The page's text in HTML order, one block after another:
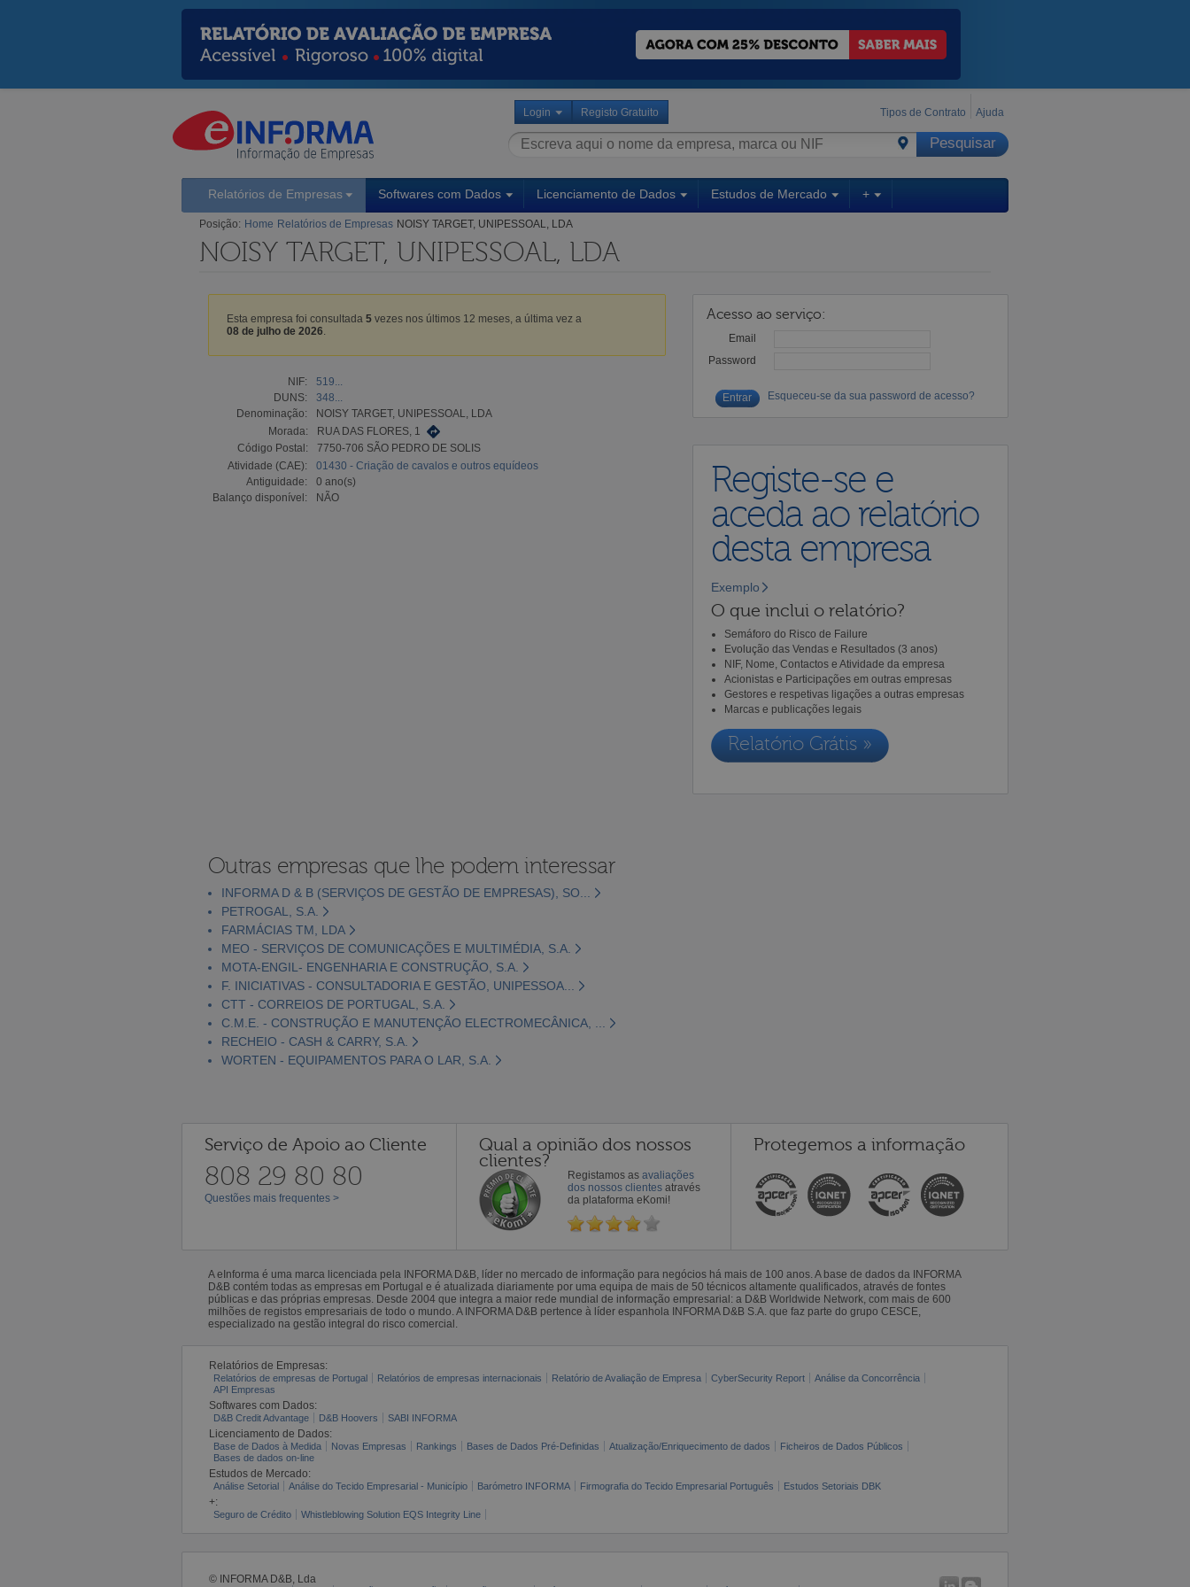
Login Registo Gratuito Tipos de Contrato Ajuda
Relatórios de Empresas Softwares com Dados Licenciamento de Dados Estudos de Mercado +
Posição: Home Relatórios de Empresas NOISY TARGET, UNIPESSOAL, LDA
NOISY TARGET, UNIPESSOAL, LDA
Esta empresa foi consultada 5 vezes nos últimos 12 meses, a última vez a
08 de julho de 2026
NIF:
519...
DUNS:
348...
Denominação:
NOISY TARGET, UNIPESSOAL, LDA
Morada:
RUA DAS FLORES, 1
Código Postal:
7750-706 SÃO PEDRO DE SOLIS
Atividade (CAE):
01430 - Criação de cavalos e outros equídeos
Antiguidade:
0 ano(s)
Balanço disponível:
NÃO
Acesso ao serviço:
Email
Password
Esqueceu-se da sua password de acesso?
Registe-se e
aceda ao relatório
desta empresa
Exemplo
O que inclui o relatório?
Semáforo do Risco de Failure
Evolução das Vendas e Resultados (3 anos)
NIF, Nome, Contactos e Atividade da empresa
Acionistas e Participações em outras empresas
Gestores e respetivas ligações a outras empresas
Marcas e publicações legais
Relatório Grátis »
Outras empresas que lhe podem interessar
INFORMA D & B (SERVIÇOS DE GESTÃO DE EMPRESAS), SO...
PETROGAL, S.A.
FARMÁCIAS TM, LDA
MEO - SERVIÇOS DE COMUNICAÇÕES E MULTIMÉDIA, S.A.
MOTA-ENGIL- ENGENHARIA E CONSTRUÇÃO, S.A.
F. INICIATIVAS - CONSULTADORIA E GESTÃO, UNIPESSOA...
CTT - CORREIOS DE PORTUGAL, S.A.
C.M.E. - CONSTRUÇÃO E MANUTENÇÃO ELECTROMECÂNICA, ...
RECHEIO - CASH & CARRY, S.A.
WORTEN - EQUIPAMENTOS PARA O LAR, S.A.
Serviço de Apoio ao Cliente
808 29 80 80
Questões mais frequentes >
Qual a opinião dos nossos
clientes?
Registamos as avaliações
dos nossos clientes através
da plataforma eKomi!
Protegemos a informação
A eInforma é uma marca licenciada pela INFORMA D&B, líder no mercado de informação para negócios há mais de 100 anos. A base de dados da INFORMA
D&B contém todas as empresas em Portugal e é atualizada diariamente por uma equipa de mais de 50 técnicos altamente qualificados, através de fontes
públicas e das próprias empresas. Desde 2004 que integra a maior rede mundial de informação empresarial: a D&B Worldwide Network, com mais de 600
milhões de registos empresariais de todo o mundo. A INFORMA D&B pertence à líder espanhola INFORMA D&B S.A. que faz parte do grupo CESCE,
especializado na gestão integral do risco comercial.
Relatórios de Empresas:
Relatórios de empresas de Portugal Relatórios de empresas internacionais Relatório de Avaliação de Empresa CyberSecurity Report
Análise da Concorrência
API Empresas
Softwares com Dados:
D&B Credit Advantage D&B Hoovers SABI INFORMA
Licenciamento de Dados:
Base de Dados à Medida Novas Empresas Rankings Bases de Dados Pré-Definidas Atualização/Enriquecimento de dados
Ficheiros de Dados Públicos
Bases de dados on-line
Estudos de Mercado:
Análise Setorial Análise do Tecido Empresarial - Município Barómetro INFORMA Firmografia do Tecido Empresarial Português Estudos Setoriais DBK
+:
Seguro de Crédito Whistleblowing Solution EQS Integrity Line
© INFORMA D&B, Lda